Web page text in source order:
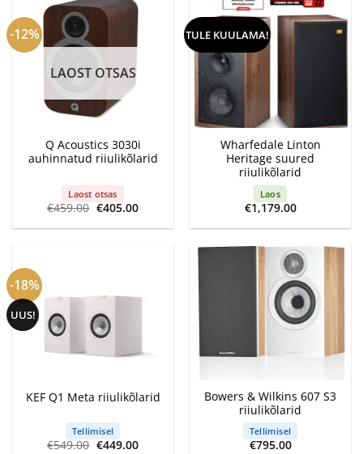
-12%
LAOST OTSAS
Q Acoustics 3030i
auhinnatud riiulikõlarid
Laost otsas
€459.00 Algne
hind
oli:
€405.00Current
is:
TULE KUULAMA!
Wharfedale Linton
Heritage suured
riiulikõlarid
Laos
€1,179.00
-18%
UUS!
KEF Q1 Meta riiulikõlarid
Tellimisel
€549.00 Algne
€449.00Current
Bowers & Wilkins 607 S3
riiulikõlarid
Tellimisel
€795.00